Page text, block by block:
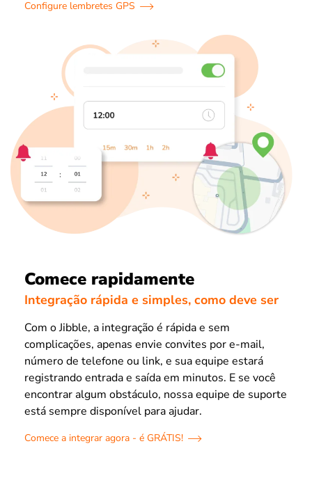
Configure lembretes GPS
Comece rapidamente
Integração rápida e simples, como deve ser
Com o Jibble, a integração é rápida e sem
complicações, apenas envie convites por e-mail,
número de telefone ou link, e sua equipe estará
registrando entrada e saída em minutos. E se você
encontrar algum obstáculo, nossa equipe de suporte
está sempre disponível para ajudar.
Comece a integrar agora - é GRÁTIS!